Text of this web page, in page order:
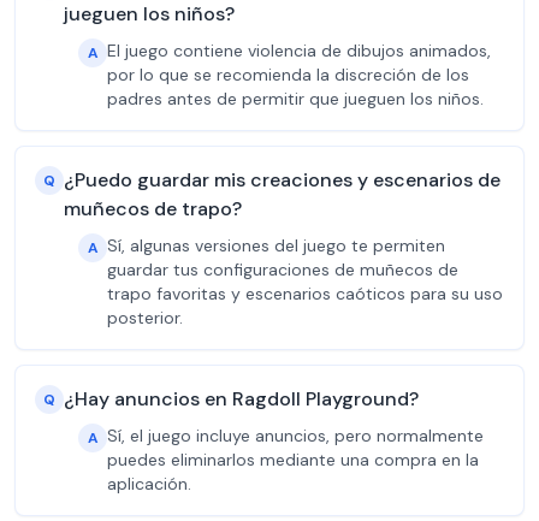
jueguen los niños?
A El juego contiene violencia de dibujos animados,
por lo que se recomienda la discreción de los
padres antes de permitir que jueguen los niños.
Q ¿Puedo guardar mis creaciones y escenarios de
muñecos de trapo?
A Sí, algunas versiones del juego te permiten
guardar tus configuraciones de muñecos de
trapo favoritas y escenarios caóticos para su uso
posterior.
Q ¿Hay anuncios en Ragdoll Playground?
A Sí, el juego incluye anuncios, pero normalmente
puedes eliminarlos mediante una compra en la
aplicación.